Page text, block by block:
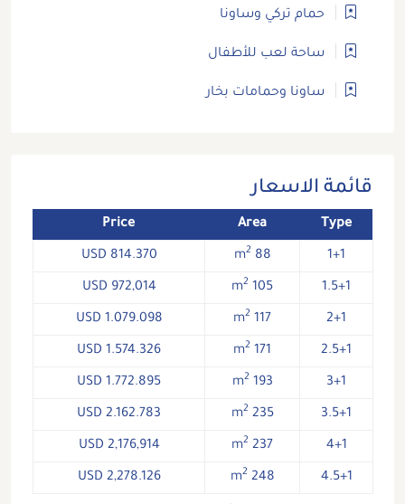
حمام تركي وساونا
ساحة لعب للأطفال
ساونا وحمامات بخار
قائمة الاسعار
Type
Area
Price
1+1
88 m
2
814.370 USD
1.5+1
105 m
2
972,014 USD
2+1
117 m
2
1.079.098 USD
2.5+1
171 m
2
1.574.326 USD
3+1
193 m
2
1.772.895 USD
3.5+1
235 m
2
2.162.783 USD
4+1
237 m
2
2,176,914 USD
4.5+1
248 m
2
2,278.126 USD